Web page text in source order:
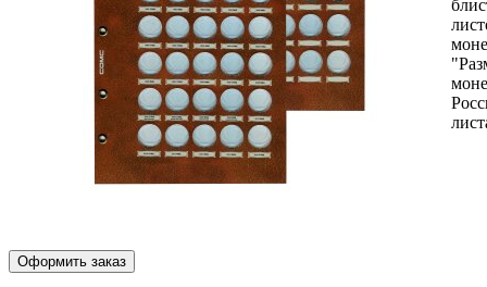
Оформить заказ